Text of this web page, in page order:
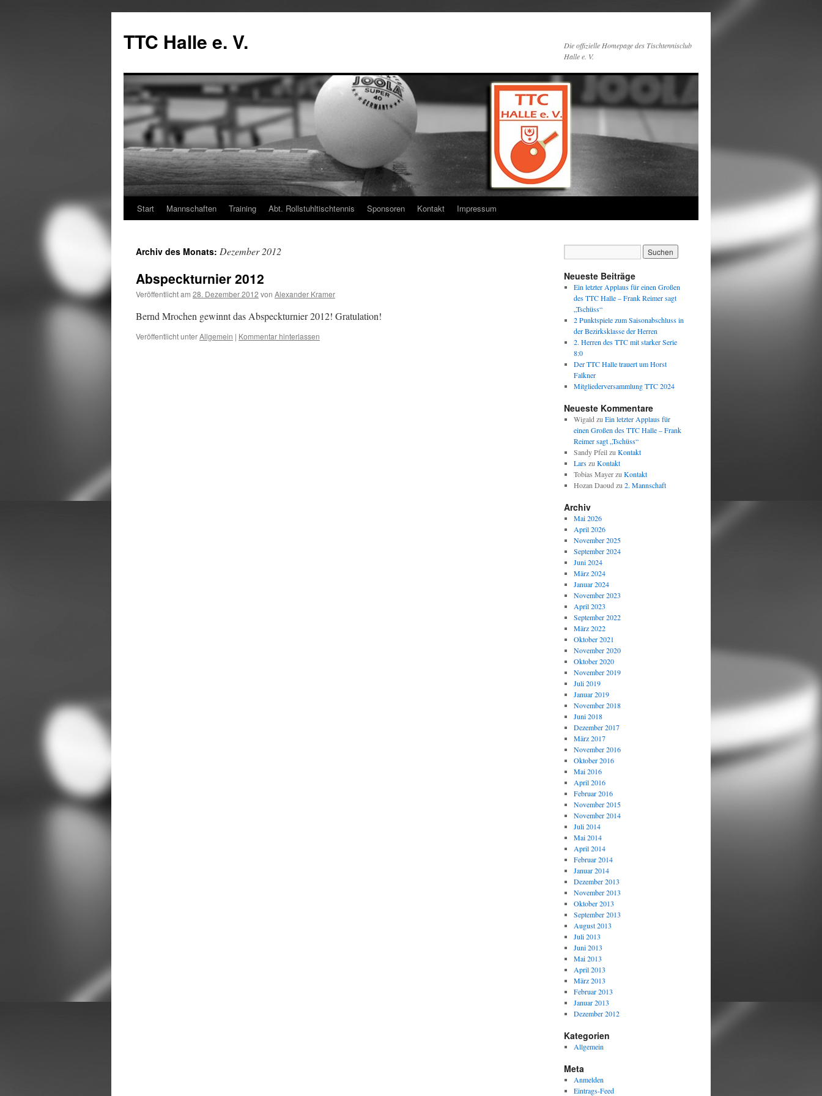
springen
TTC Halle e. V.
Die offizielle Homepage des Tischtennisclub
Halle e. V.
Start Mannschaften Training Abt. Rollstuhltischtennis Sponsoren Kontakt Impressum
Archiv des Monats: Dezember 2012
Abspeckturnier 2012
Veröffentlicht am 28. Dezember 2012 von Alexander Kramer
Bernd Mrochen gewinnt das Abspeckturnier 2012! Gratulation!
Veröffentlicht unterAllgemein | Kommentar hinterlassen
Neueste Beiträge
Ein letzter Applaus für einen Großen
des TTC Halle – Frank Reimer sagt
„Tschüss“
2 Punktspiele zum Saisonabschluss in
der Bezirksklasse der Herren
2. Herren des TTC mit starker Serie
8:0
Der TTC Halle trauert um Horst
Falkner
Mitgliederversammlung TTC 2024
Neueste Kommentare
Wigald zu Ein letzter Applaus für
einen Großen des TTC Halle – Frank
Reimer sagt „Tschüss“
Sandy Pfeilzu Kontakt
Larszu Kontakt
Tobias Mayerzu Kontakt
Hozan Daoud zu 2. Mannschaft
Archiv
Mai 2026
April 2026
November 2025
September 2024
Juni 2024
März 2024
Januar 2024
November 2023
April 2023
September 2022
März 2022
Oktober 2021
November 2020
Oktober 2020
November 2019
Juli 2019
Januar 2019
November 2018
Juni 2018
Dezember 2017
März 2017
November 2016
Oktober 2016
Mai 2016
April 2016
Februar 2016
November 2015
November 2014
Juli 2014
Mai 2014
April 2014
Februar 2014
Januar 2014
Dezember 2013
November 2013
Oktober 2013
September 2013
August 2013
Juli 2013
Juni 2013
Mai 2013
April 2013
März 2013
Februar 2013
Januar 2013
Dezember 2012
Kategorien
Allgemein
Meta
Anmelden
Eintrags-Feed